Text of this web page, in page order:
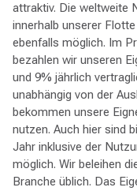
attraktiv. Die weltweite
innerhalb unserer
ebenfalls möglich. Im
bezahlen wir unseren
und 9% jährlich
unabhängig von der
bekommen unsere
nutzen. Auch hier sind
Jahr inklusive der
möglich. Wir beleihen
Branche üblich. Das